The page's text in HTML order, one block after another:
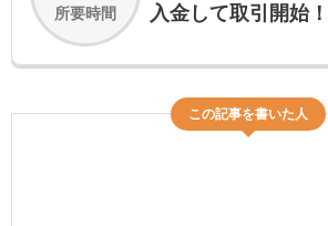
所要時間 入金して取引開始！
この記事を書いた人